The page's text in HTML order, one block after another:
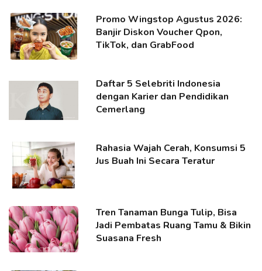
Promo Wingstop Agustus 2026:
Banjir Diskon Voucher Qpon,
TikTok, dan GrabFood
Daftar 5 Selebriti Indonesia
dengan Karier dan Pendidikan
Cemerlang
Rahasia Wajah Cerah, Konsumsi 5
Jus Buah Ini Secara Teratur
Tren Tanaman Bunga Tulip, Bisa
Jadi Pembatas Ruang Tamu & Bikin
Suasana Fresh